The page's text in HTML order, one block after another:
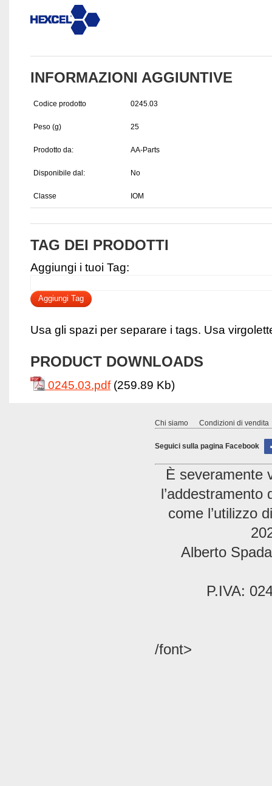
INFORMAZIONI AGGIUNTIVE
Codice prodotto 0245.03
Peso (g) 25
Prodotto da: AA-Parts
Disponibile dal: No
Classe IOM
TAG DEI PRODOTTI
Aggiungi i tuoi Tag:
Aggiungi Tag
Usa gli spazi per separare i tags. Usa
PRODUCT DOWNLOADS
0245.03.pdf(259.89 Kb)
Chi siamo Condizioni di vendita
Seguici sulla pagina Facebook
È severamente
come l’utilizzo
Alberto
P.IVA:
/font>